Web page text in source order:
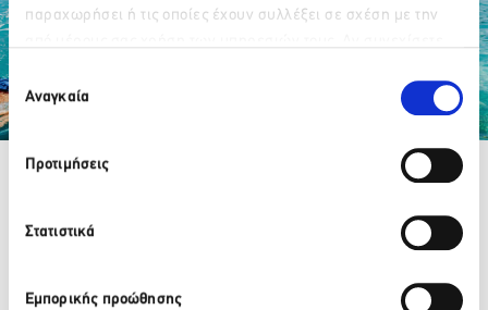
παραχωρήσει ή τις οποίες έχουν συλλέξει σε σχέση με την
των Cookies μας.
Επιλογή
συγκατάθεσης
Αναγκαία
Προτιμήσεις
Στατιστικά
Εμπορικής προώθησης
34, Amalias Av. 105 58, Athens